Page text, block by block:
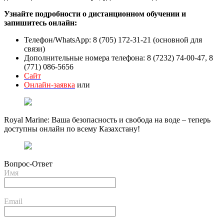
Узнайте подробности о дистанционном обучении и
запишитесь онлайн:
Телефон/WhatsApp: 8 (705) 172-31-21 (основной для
связи)
Дополнительные номера телефона: 8 (7232) 74-00-47, 8
(771) 086-5656
Сайт
Онлайн-заявка или
Royal Marine: Ваша безопасность и свобода на воде – теперь
доступны онлайн по всему Казахстану!
Вопрос-Ответ
Имя
Email